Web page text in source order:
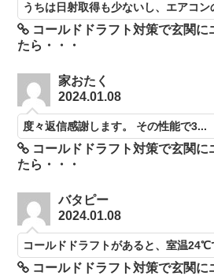
うちは日射取得も少ないし、エアコン
コールドドラフト対策で玄関
たら・・・
家おたく
2024.01.08
度々返信感謝します。 その性能で3...
コールドドラフト対策で玄関
たら・・・
バタピー
2024.01.08
コールドドラフトがあると、室温24℃
コールドドラフト対策で玄関